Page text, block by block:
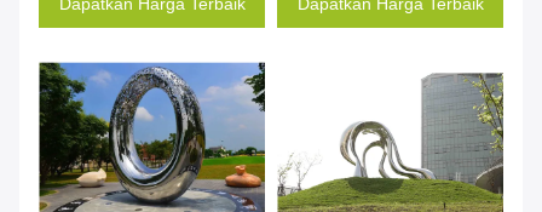
Dapatkan Harga Terbaik
Dapatkan Harga Terbaik